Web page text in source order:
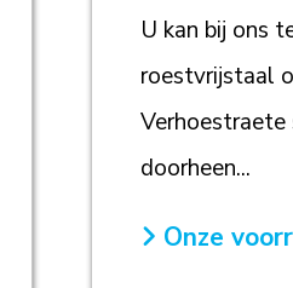
U kan bij ons
roestvrijstaal
Verhoestraete
doorheen...
Onze